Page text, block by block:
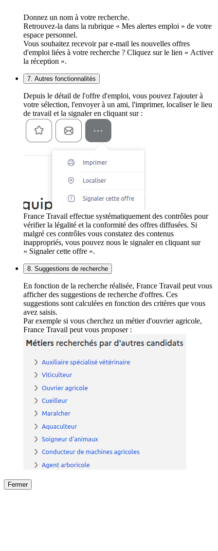
Donnez un nom à votre recherche.
Retrouvez-la dans la rubrique « Mes alertes emploi » de votre
espace personnel.
Vous souhaitez recevoir par e-mail les nouvelles offres
d'emploi liées à votre recherche ? Cliquez sur le lien « Activer
la réception ».
7. Autres fonctionnalités
Depuis le détail de l'offre d'emploi, vous pouvez l'ajouter à
votre sélection, l'envoyer à un ami, l'imprimer, localiser le lieu
de travail et la signaler en cliquant sur :
France Travail effectue systématiquement des contrôles pour
vérifier la légalité et la conformité des offres diffusées. Si
malgré ces contrôles vous constatez des contenus
inappropriés, vous pouvez nous le signaler en cliquant sur
« Signaler cette offre ».
8. Suggestions de recherche
En fonction de la recherche réalisée, France Travail peut vous
afficher des suggestions de recherche d'offres. Ces
suggestions sont calculées en fonction des critères que vous
avez saisis.
Par exemple si vous cherchez un métier d'ouvrier agricole,
France Travail peut vous proposer :
Fermer